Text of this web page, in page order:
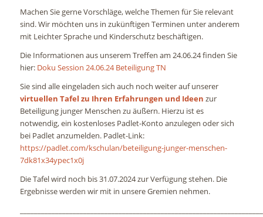
Machen Sie gerne Vorschläge, welche Themen für Sie relevant
sind. Wir möchten uns in zukünftigen Terminen unter anderem
mit Leichter Sprache und Kinderschutz beschäftigen.
Die Informationen aus unserem Treffen am 24.06.24 finden Sie
hier: Doku Session 24.06.24 Beteiligung TN
Sie sind alle eingeladen sich auch noch weiter auf unserer
virtuellen Tafel zu Ihren Erfahrungen und Ideen zur
Beteiligung junger Menschen zu äußern. Hierzu ist es
notwendig, ein kostenloses Padlet-Konto anzulegen oder sich
bei Padlet anzumelden. Padlet-Link:
https://padlet.com/kschulan/beteiligung-junger-menschen-
7dk81x34ypec1x0j
Die Tafel wird noch bis 31.07.2024 zur Verfügung stehen. Die
Ergebnisse werden wir mit in unsere Gremien nehmen.